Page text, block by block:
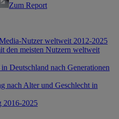
Zum Report
Nutzer weltweit 2012-2025
den meisten Nutzern weltweit
Deutschland nach Generationen
nach Alter und Geschlecht in
2016-2025